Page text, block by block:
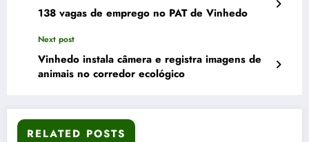
138 vagas de emprego no PAT de Vinhedo
Next post
Vinhedo instala câmera e registra imagens de
animais no corredor ecológico
RELATED POSTS